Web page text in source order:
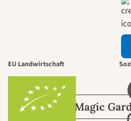
selbst
durch
Über Magic
EU Landwirtschaft